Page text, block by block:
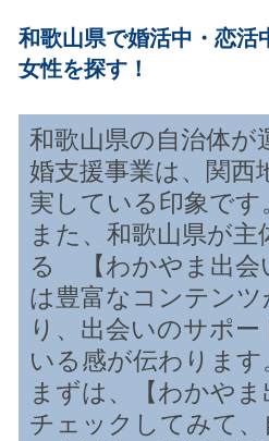
和歌山県で婚活中・恋活
女性を探す！
和歌山県の自治体が
婚支援事業は、関西
実している印象です
また、和歌山県が主
る 【わかやま出
は豊富なコンテン
り、出会いのサポ
いる感が伝わります
まずは、【わかやま
チェックしてみて